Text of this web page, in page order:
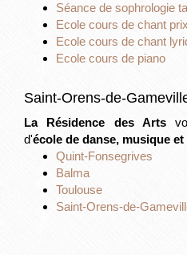
Séance de sophrologie
Ecole cours de chant prix
Ecole cours de chant
Ecole cours de piano
Saint-Orens-de-
La Résidence des Arts
d'école de danse, musique
Quint-Fonsegrives
Balma
Toulouse
Saint-Orens-de-